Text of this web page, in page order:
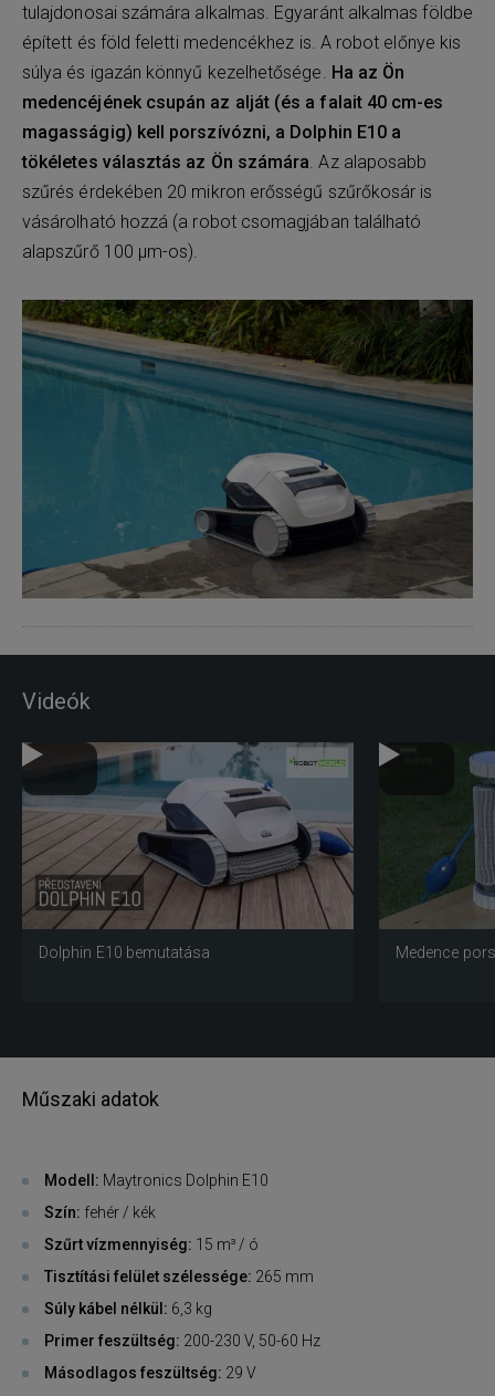
tulajdonosai számára alkalmas. Egyaránt alkalmas földbe
épített és föld feletti medencékhez is. A robot előnye kis
súlya és igazán könnyű kezelhetősége. Ha az Ön
medencéjének csupán az alját (és a falait 40 cm-es
magasságig) kell porszívózni, a Dolphin E10 a
tökéletes választás az Ön számára. Az alaposabb
szűrés érdekében 20 mikron erősségű szűrőkosár is
vásárolható hozzá (a robot csomagjában található
alapszűrő 100 μm-os).
Videók
Dolphin E10 bemutatása Medence
Műszaki adatok
Modell: Maytronics Dolphin E10
Szín: fehér / kék
Szűrt vízmennyiség: 15 m³ / ó
Tisztítási felület szélessége: 265 mm
Súly kábel nélkül: 6,3 kg
Primer feszültség: 200-230 V, 50-60 Hz
Másodlagos feszültség: 29 V